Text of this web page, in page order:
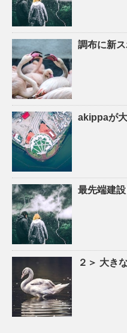
最先端建
２＞ 大き